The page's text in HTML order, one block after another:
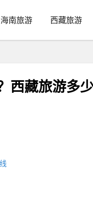
海南旅游 西藏旅游
西藏旅游多